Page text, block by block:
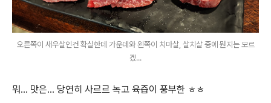
오른쪽이 새우살인건 확실한데 가운데와 왼쪽이 치마살, 살치살 중에 뭔지는 모르
겠...
뭐... 맛은... 당연히 사르르 녹고 육즙이 풍부한 ㅎㅎ